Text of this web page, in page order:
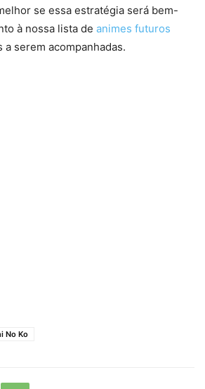
se essa estratégia será bem-
à nossa lista de animes futuros
a serem acompanhadas.
No Ko